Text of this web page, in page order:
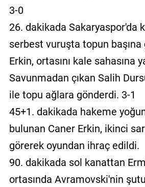
3-0
26. dakikada Sakaryaspor'da
serbest vuruşta topun başına
Erkin, ortasını kale sahasına
Savunmadan çıkan Salih
ile topu ağlara gönderdi. 3-1
45+1. dakikada hakeme
bulunan Caner Erkin, ikinci
görerek oyundan ihraç edildi.
90. dakikada sol kanattan
ortasında Avramovski'nin